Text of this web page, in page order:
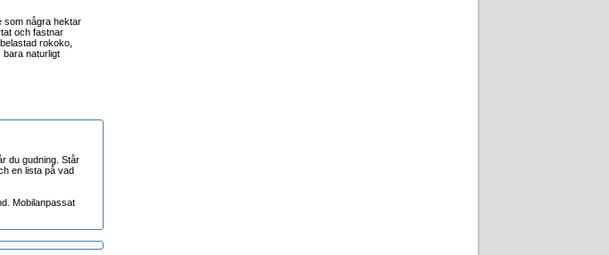
som några hektar
och fastnar
rokoko,
bara naturligt
du gudning. Står
en lista på vad
Mobilanpassat